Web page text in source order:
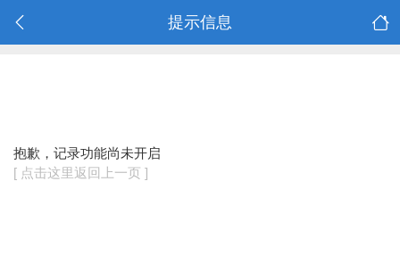
提示信息
抱歉，记录功能尚未开启
[ 点击这里返回上一页 ]